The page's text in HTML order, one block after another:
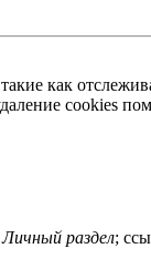
как
cookies
Личный раздел;